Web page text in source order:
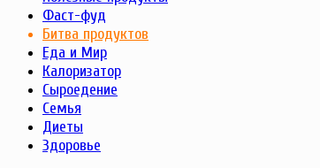
Фаст-фуд
Битва продуктов
Еда и Мир
Калоризатор
Сыроедение
Семья
Диеты
Здоровье